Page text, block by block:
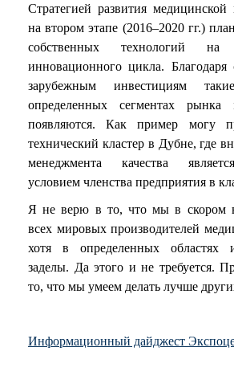
Стратегией развития
на втором этапе (2016–2020 гг.)
собственных технологий
инновационного цикла. Благодаря
зарубежным инвестициям
определенных сегментах рынка
появляются. Как пример могу
технический кластер в Дубне, где
менеджмента качества
условием членства предприятия в
Я не верю в то, что мы в скором
всех мировых производителей
хотя в определенных областях
заделы. Да этого и не требуется.
то, что мы умеем делать лучше
Информационный дайджест